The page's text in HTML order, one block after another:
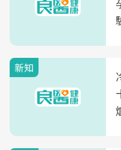
新知